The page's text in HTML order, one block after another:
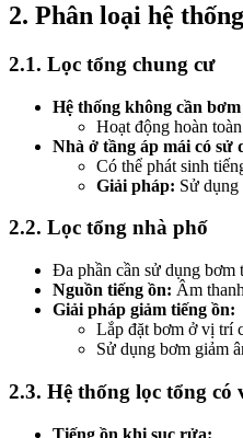
2. Phân loại hệ
2.1. Lọc tổng chung cư
Hệ thống không cần
Hoạt động hoàn
Nhà ở tầng áp mái có sử
Có thể phát sinh
Giải pháp: Sử dụng
2.2. Lọc tổng nhà phố
Đa phần cần sử dụng bơm
Nguồn tiếng ồn: Âm
Giải pháp giảm tiếng ồn:
Lắp đặt bơm ở vị trí
Sử dụng bơm giảm
2.3. Hệ thống lọc tổng có
Tiếng ồn khi sục rửa: